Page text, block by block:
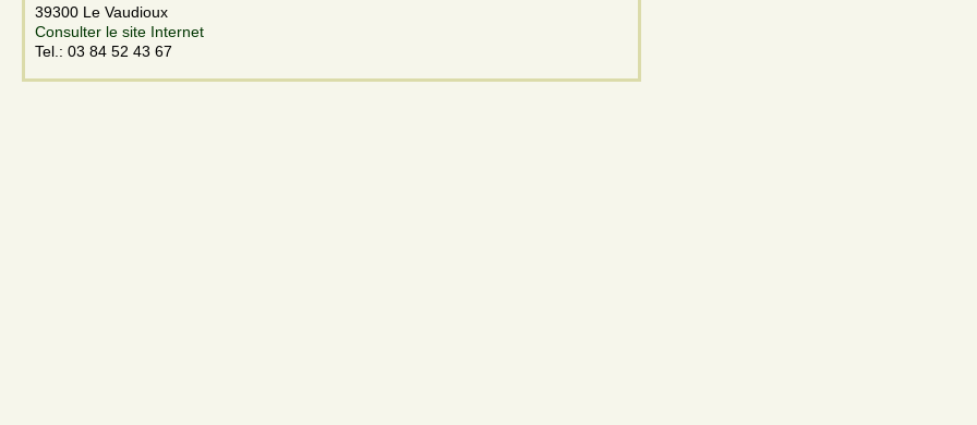
39300 Le Vaudioux
Consulter le site Internet
Tel.: 03 84 52 43 67